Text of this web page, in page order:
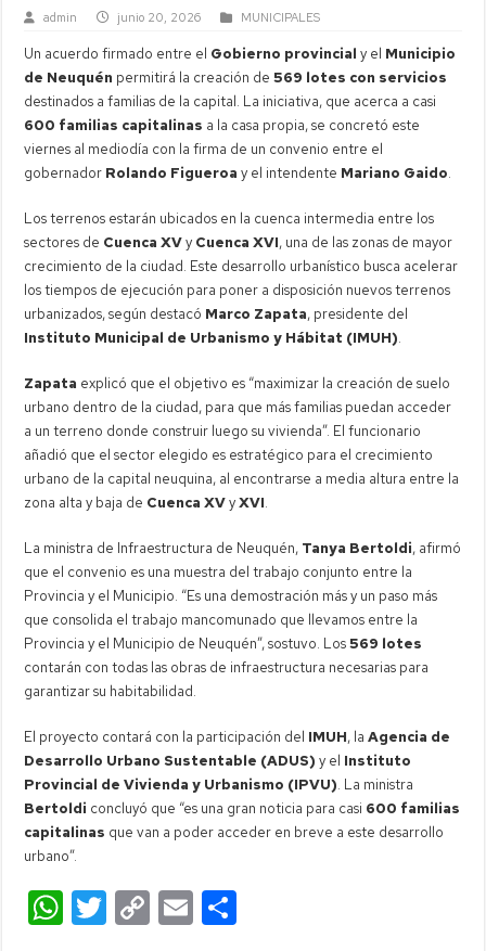
admin junio 20, 2026 MUNICIPALES
Un acuerdo firmado entre el Gobierno provincial y el Municipio
de Neuquén permitirá la creación de569 lotes con servicios
destinados a familias de la capital. La iniciativa, que acerca a casi
600 familias capitalinas a la casa propia, se concretó este
viernes al mediodía con la firma de un convenio entre el
gobernador Rolando Figueroa y el intendente Mariano Gaido.
Los terrenos estarán ubicados en la cuenca intermedia entre los
sectores de Cuenca XVy Cuenca XVI, una de las zonas de mayor
crecimiento de la ciudad. Este desarrollo urbanístico busca acelerar
los tiempos de ejecución para poner a disposición nuevos terrenos
urbanizados, según destacó Marco Zapata, presidente del
Instituto Municipal de Urbanismo y Hábitat (IMUH).
Zapata explicó que el objetivo es “maximizar la creación de suelo
urbano dentro de la ciudad, para que más familias puedan acceder
a un terreno donde construir luego su vivienda”. El funcionario
añadió que el sector elegido es estratégico para el crecimiento
urbano de la capital neuquina, al encontrarse a media altura entre la
zona alta y baja de Cuenca XVyXVI.
La ministra de Infraestructura de Neuquén, Tanya Bertoldi, afirmó
que el convenio es una muestra del trabajo conjunto entre la
Provincia y el Municipio. “Es una demostración más y un paso más
que consolida el trabajo mancomunado que llevamos entre la
Provincia y el Municipio de Neuquén”, sostuvo. Los569 lotes
contarán con todas las obras de infraestructura necesarias para
garantizar su habitabilidad.
El proyecto contará con la participación del IMUH, laAgencia de
Desarrollo Urbano Sustentable (ADUS) y el Instituto
Provincial de Vivienda y Urbanismo (IPVU). La ministra
Bertoldi concluyó que “es una gran noticia para casi 600 familias
capitalinas que van a poder acceder en breve a este desarrollo
urbano”.
W T C E